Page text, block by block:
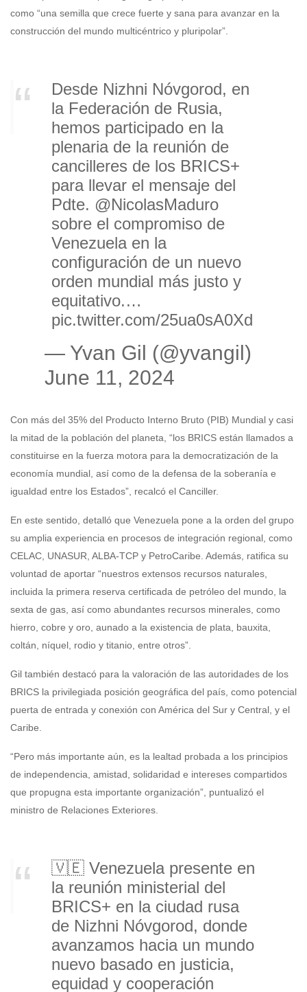
como “una semilla que crece fuerte y sana para avanzar en la
construcción del mundo multicéntrico y pluripolar”.
Desde Nizhni Nóvgorod, en
la Federación de Rusia,
hemos participado en la
plenaria de la reunión de
cancilleres de los BRICS+
para llevar el mensaje del
Pdte. @NicolasMaduro
sobre el compromiso de
Venezuela en la
configuración de un nuevo
orden mundial más justo y
equitativo.…
pic.twitter.com/25ua0sA0Xd
— Yvan Gil (@yvangil)
June 11, 2024
Con más del 35% del Producto Interno Bruto (PIB) Mundial y casi
la mitad de la población del planeta, “los BRICS están llamados a
constituirse en la fuerza motora para la democratización de la
economía mundial, así como de la defensa de la soberanía e
igualdad entre los Estados”, recalcó el Canciller.
En este sentido, detalló que Venezuela pone a la orden del grupo
su amplia experiencia en procesos de integración regional, como
CELAC, UNASUR, ALBA-TCP y PetroCaribe. Además, ratifica su
voluntad de aportar “nuestros extensos recursos naturales,
incluida la primera reserva certificada de petróleo del mundo, la
sexta de gas, así como abundantes recursos minerales, como
hierro, cobre y oro, aunado a la existencia de plata, bauxita,
coltán, níquel, rodio y titanio, entre otros”.
Gil también destacó para la valoración de las autoridades de los
BRICS la privilegiada posición geográfica del país, como potencial
puerta de entrada y conexión con América del Sur y Central, y el
Caribe.
“Pero más importante aún, es la lealtad probada a los principios
de independencia, amistad, solidaridad e intereses compartidos
que propugna esta importante organización”, puntualizó el
ministro de Relaciones Exteriores.
🇻🇪 Venezuela presente en
la reunión ministerial del
BRICS+ en la ciudad rusa
de Nizhni Nóvgorod, donde
avanzamos hacia un mundo
nuevo basado en justicia,
equidad y cooperación